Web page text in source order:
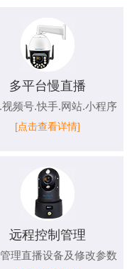
多平台慢直播
频号.快手.网站.小程序
[点击查看详情]
远程控制管理
理直播设备及修改参数